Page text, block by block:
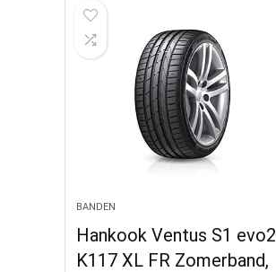
BANDEN
Hankook Ventus S1 evo2
K117 XL FR Zomerband,